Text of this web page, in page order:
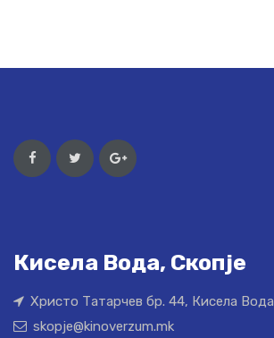
Кисела Вода, Скопје
Христо Татарчев бр. 44, Кисела Вода
skopje@kinoverzum.mk